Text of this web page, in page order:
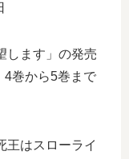
します」の発売
4巻から5巻まで
王はスローライ